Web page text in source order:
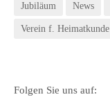
Jubiläum News
Verein f. Heimatkunde
Folgen Sie uns auf: